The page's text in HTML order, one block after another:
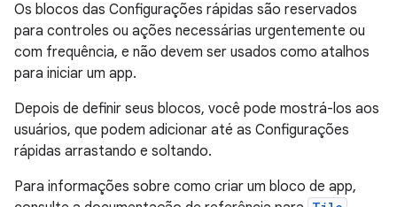
Os blocos das Configurações rápidas são reservados
para controles ou ações necessárias urgentemente ou
com frequência, e não devem ser usados como atalhos
para iniciar um app.
Depois de definir seus blocos, você pode mostrá-los aos
usuários, que podem adicionar até as Configurações
rápidas arrastando e soltando.
Para informações sobre como criar um bloco de app,